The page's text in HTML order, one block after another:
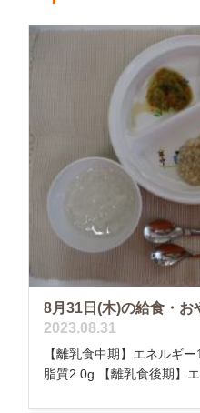
8月31日(木)の給食・お
2023.08.31
【離乳食中期】エネル
脂質2.0g 【離乳食後期】